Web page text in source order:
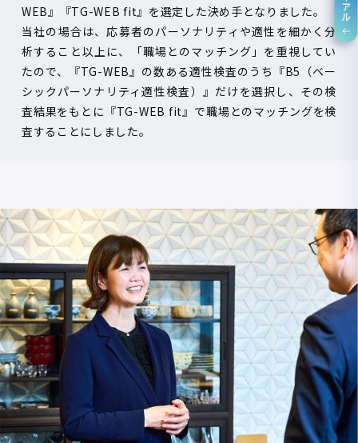
WEB 』『TG-WEB fit 』を選定した決め手となりました。
当社の場合は、応募者のパーソナリティや適性を細かく分
析すること以上に、「職場とのマッチング」を重視してい
たので、『TG-WEB 』の数ある適性検査のうち『B5 （ベー
シックパーソナリティ適性検査）』だけを選択し、その検
査結果をもとに『TG-WEB fit 』で職場とのマッチングを検
査することにしました。